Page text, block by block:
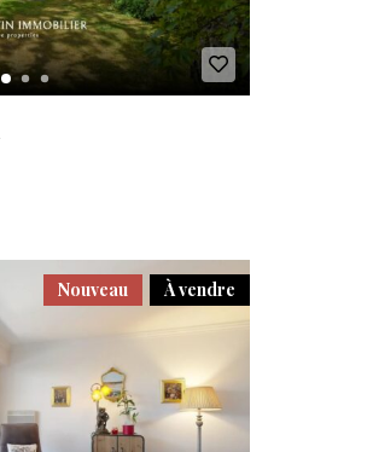
À vendre
Nouveau